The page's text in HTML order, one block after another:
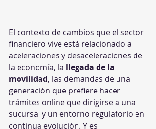
El contexto de cambios que el sector
financiero vive está relacionado a
aceleraciones y desaceleraciones de
la economía, la llegada de la
movilidad, las demandas de una
generación que prefiere hacer
trámites online que dirigirse a una
sucursal y un entorno regulatorio en
continua evolución. Y es